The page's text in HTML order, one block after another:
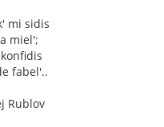
mi sidis
miel';
fabel'..
Rublov